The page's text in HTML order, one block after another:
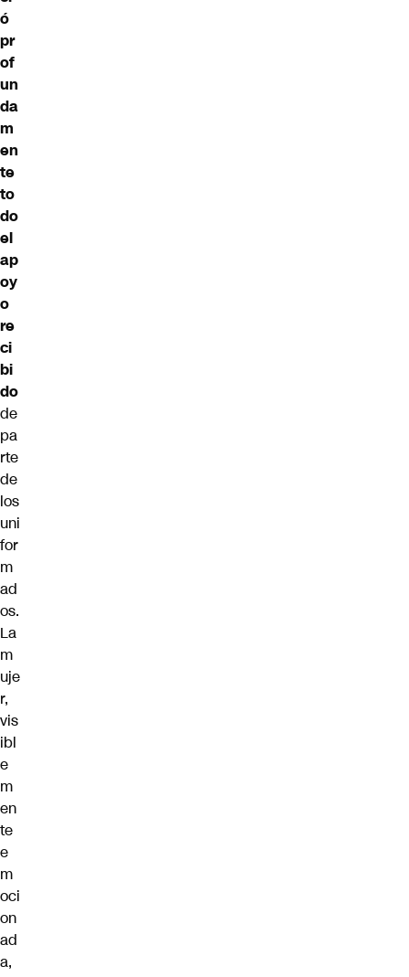
ó
pr
of
un
da
m
en
te
to
do
el
ap
oy
o
re
ci
bi
do
de
pa
rte
de
los
uni
for
m
ad
os.
La
m
uje
r,
vis
ibl
e
m
en
te
e
m
oci
on
ad
a,